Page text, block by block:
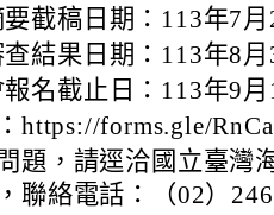
截稿日期：113年7
結果日期：113年8
名截止日：113年9
https://forms.gle/
題，請逕洽國立臺灣
聯絡電話：（02）